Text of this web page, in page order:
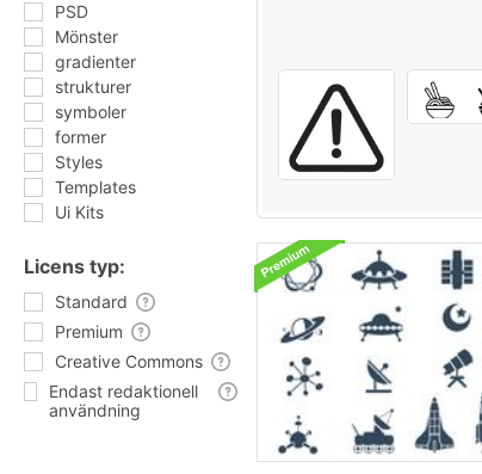
PSD
Mönster
gradienter
strukturer
symboler
former
Styles
Templates
Ui Kits
Licens typ:
Standard
Premium
Creative Commons
Endast redaktionell
användning